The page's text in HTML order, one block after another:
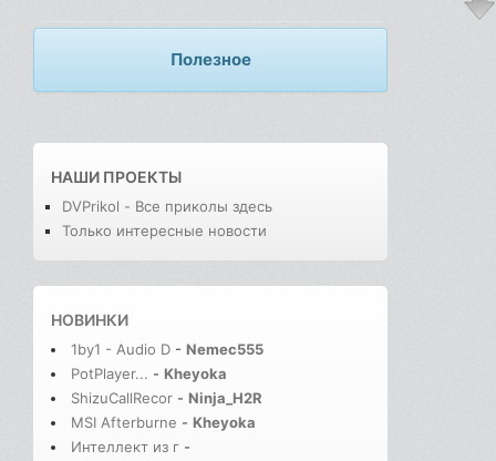
Полезное
НАШИ ПРОЕКТЫ
DVPrikol - Все приколы здесь
Только интересные новости
НОВИНКИ
1by1 - Audio D - Nemec555
PotPlayer... - Kheyoka
ShizuCallRecor - Ninja_H2R
MSI Afterburne - Kheyoka
Интеллект из г -